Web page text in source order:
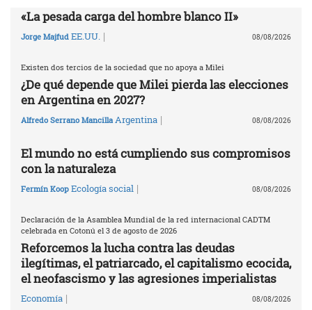
«La pesada carga del hombre blanco II»
Jorge Majfud EE.UU. | 08/08/2026
Existen dos tercios de la sociedad que no apoya a Milei
¿De qué depende que Milei pierda las elecciones
en Argentina en 2027?
Alfredo Serrano Mancilla Argentina | 08/08/2026
El mundo no está cumpliendo sus compromisos
con la naturaleza
Fermín Koop Ecología social | 08/08/2026
Declaración de la Asamblea Mundial de la red internacional CADTM
celebrada en Cotonú el 3 de agosto de 2026
Reforcemos la lucha contra las deudas
ilegítimas, el patriarcado, el capitalismo ecocida,
el neofascismo y las agresiones imperialistas
Economía | 08/08/2026